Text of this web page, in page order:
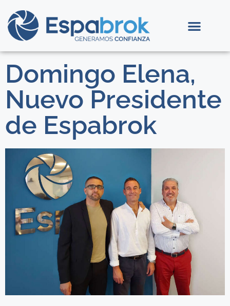
Domingo Elena,
Nuevo Presidente
de Espabrok